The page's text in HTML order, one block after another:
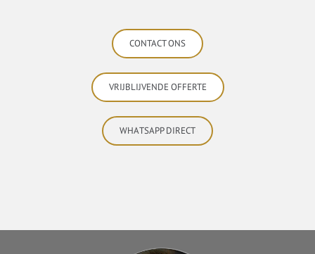
CONTACT ONS
VRIJBLIJVENDE OFFERTE
WHATSAPP DIRECT